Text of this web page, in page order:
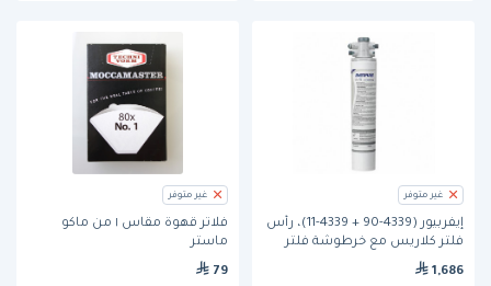
غير متوفر
إيفربيور (4339-90 + 4339-11)، رأس
فلتر كلاريس مع خرطوشة فلتر
كلاريس متوسطة
1,686
غير متوفر
فلاتر قهوة مقاس ١ من ماكو
ماستر
79